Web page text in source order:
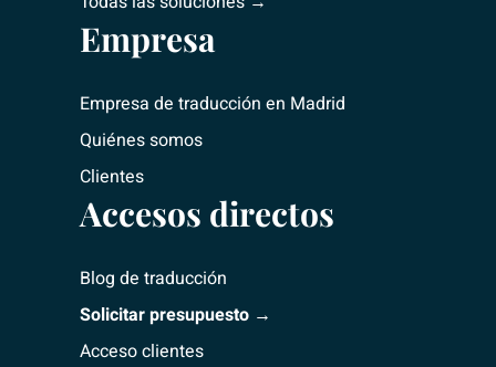
Empresa
Empresa de traducción en Madrid
Quiénes somos
Clientes
Accesos directos
Blog de traducción
Solicitar presupuesto →
Acceso clientes